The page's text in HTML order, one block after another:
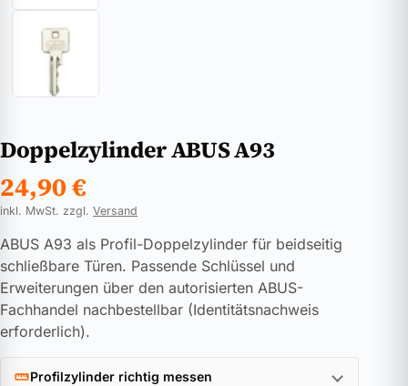
Doppelzylinder ABUS A93
24,90€
inkl. MwSt. zzgl. Versand
ABUS A93 als Profil-Doppelzylinder für beidseitig
schließbare Türen. Passende Schlüssel und
Erweiterungen über den autorisierten ABUS-
Fachhandel nachbestellbar (Identitätsnachweis
erforderlich).
Profilzylinder richtig messen